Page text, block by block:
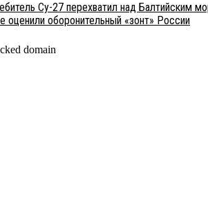
Су-27 перехватил над Балтийским
оценили оборонительный «зонт» России